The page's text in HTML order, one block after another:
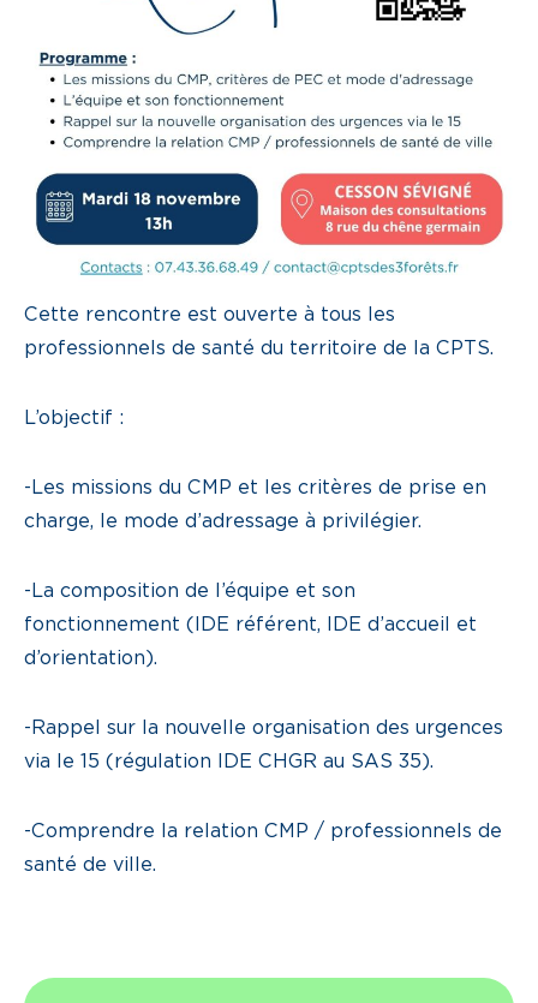
Cette rencontre est ouverte à tous les
professionnels de santé du territoire de la CPTS.
L’objectif :
-Les missions du CMP et les critères de prise en
charge, le mode d’adressage à privilégier.
-La composition de l’équipe et son
fonctionnement (IDE référent, IDE d’accueil et
d’orientation).
-Rappel sur la nouvelle organisation des urgences
via le 15 (régulation IDE CHGR au SAS 35).
-Comprendre la relation CMP / professionnels de
santé de ville.